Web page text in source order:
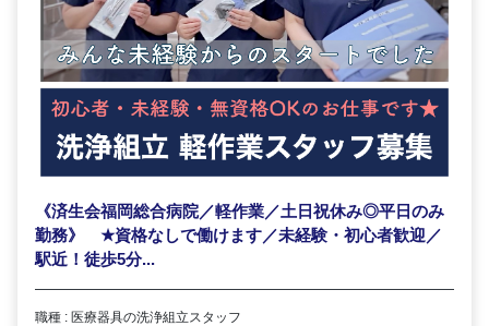
《済生会福岡総合病院／軽作業／土日祝休み◎平日のみ
勤務》 ★資格なしで働けます／未経験・初心者歓迎／
駅近！徒歩5分...
職種 : 医療器具の洗浄組立スタッフ